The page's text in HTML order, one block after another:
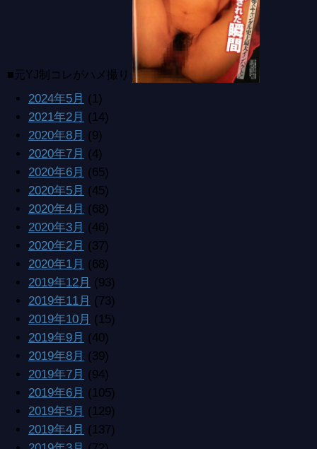
■元YJ制コレがハメ撮り
2024年5月 (1)
2021年2月 (14)
2020年8月 (9)
2020年7月 (4)
2020年6月 (65)
2020年5月 (45)
2020年4月 (68)
2020年3月 (46)
2020年2月 (37)
2020年1月 (68)
2019年12月 (93)
2019年11月 (73)
2019年10月 (15)
2019年9月 (40)
2019年8月 (39)
2019年7月 (94)
2019年6月 (105)
2019年5月 (129)
2019年4月 (137)